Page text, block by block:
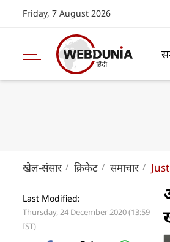
Friday, 7 August 2026
खेल-संसार क्रिकेट समाचार
Last Modified:
Thursday, 24 December 2020 (13:59
IST)